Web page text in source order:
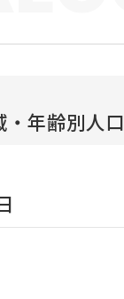
・年齢別人口